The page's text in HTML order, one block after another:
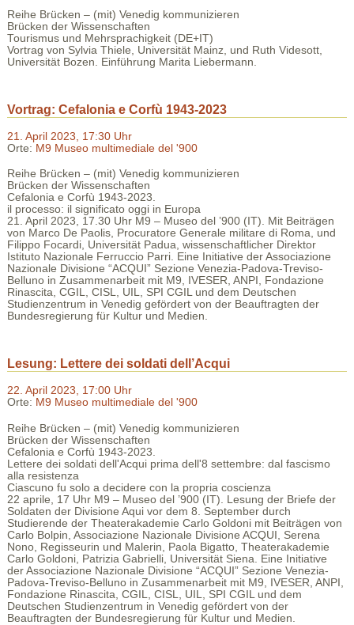
Reihe Brücken – (mit) Venedig kommunizieren
Brücken der Wissenschaften
Tourismus und Mehrsprachigkeit (DE+IT)
Vortrag von Sylvia Thiele, Universität Mainz, und Ruth Videsott,
Universität Bozen. Einführung Marita Liebermann.
Vortrag: Cefalonia e Corfù 1943-2023
21. April 2023, 17:30 Uhr
Orte: M9 Museo multimediale del '900
Reihe Brücken – (mit) Venedig kommunizieren
Brücken der Wissenschaften
Cefalonia e Corfù 1943-2023.
il processo: il significato oggi in Europa
21. April 2023, 17.30 Uhr M9 – Museo del ’900 (IT). Mit Beiträgen
von Marco De Paolis, Procuratore Generale militare di Roma, und
Filippo Focardi, Universität Padua, wissenschaftlicher Direktor
Istituto Nazionale Ferruccio Parri. Eine Initiative der Associazione
Nazionale Divisione “ACQUI” Sezione Venezia-Padova-Treviso-
Belluno in Zusammenarbeit mit M9, IVESER, ANPI, Fondazione
Rinascita, CGIL, CISL, UIL, SPI CGIL und dem Deutschen
Studienzentrum in Venedig gefördert von der Beauftragten der
Bundesregierung für Kultur und Medien.
Lesung: Lettere dei soldati dell’Acqui
22. April 2023, 17:00 Uhr
Orte: M9 Museo multimediale del '900
Reihe Brücken – (mit) Venedig kommunizieren
Brücken der Wissenschaften
Cefalonia e Corfù 1943-2023.
Lettere dei soldati dell'Acqui prima dell'8 settembre: dal fascismo
alla resistenza
Ciascuno fu solo a decidere con la propria coscienza
22 aprile, 17 Uhr M9 – Museo del ’900 (IT). Lesung der Briefe der
Soldaten der Divisione Aqui vor dem 8. September durch
Studierende der Theaterakademie Carlo Goldoni mit Beiträgen von
Carlo Bolpin, Associazione Nazionale Divisione ACQUI, Serena
Nono, Regisseurin und Malerin, Paola Bigatto, Theaterakademie
Carlo Goldoni, Patrizia Gabrielli, Universität Siena. Eine Initiative
der Associazione Nazionale Divisione “ACQUI” Sezione Venezia-
Padova-Treviso-Belluno in Zusammenarbeit mit M9, IVESER, ANPI,
Fondazione Rinascita, CGIL, CISL, UIL, SPI CGIL und dem
Deutschen Studienzentrum in Venedig gefördert von der
Beauftragten der Bundesregierung für Kultur und Medien.